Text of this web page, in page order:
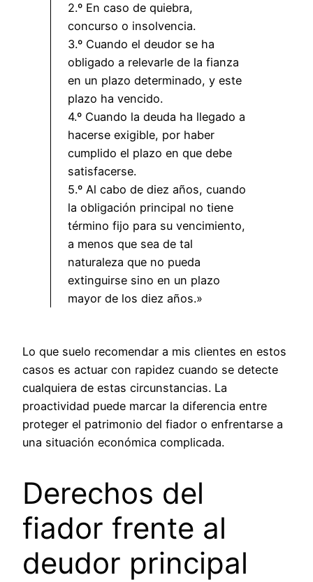
2.º En caso de quiebra,
concurso o insolvencia.
3.º Cuando el deudor se ha
obligado a relevarle de la fianza
en un plazo determinado, y este
plazo ha vencido.
4.º Cuando la deuda ha llegado a
hacerse exigible, por haber
cumplido el plazo en que debe
satisfacerse.
5.º Al cabo de diez años, cuando
la obligación principal no tiene
término fijo para su vencimiento,
a menos que sea de tal
naturaleza que no pueda
extinguirse sino en un plazo
mayor de los diez años.»
Lo que suelo recomendar a mis clientes en estos
casos es actuar con rapidez cuando se detecte
cualquiera de estas circunstancias. La
proactividad puede marcar la diferencia entre
proteger el patrimonio del fiador o enfrentarse a
una situación económica complicada.
Derechos del
fiador frente al
deudor principal